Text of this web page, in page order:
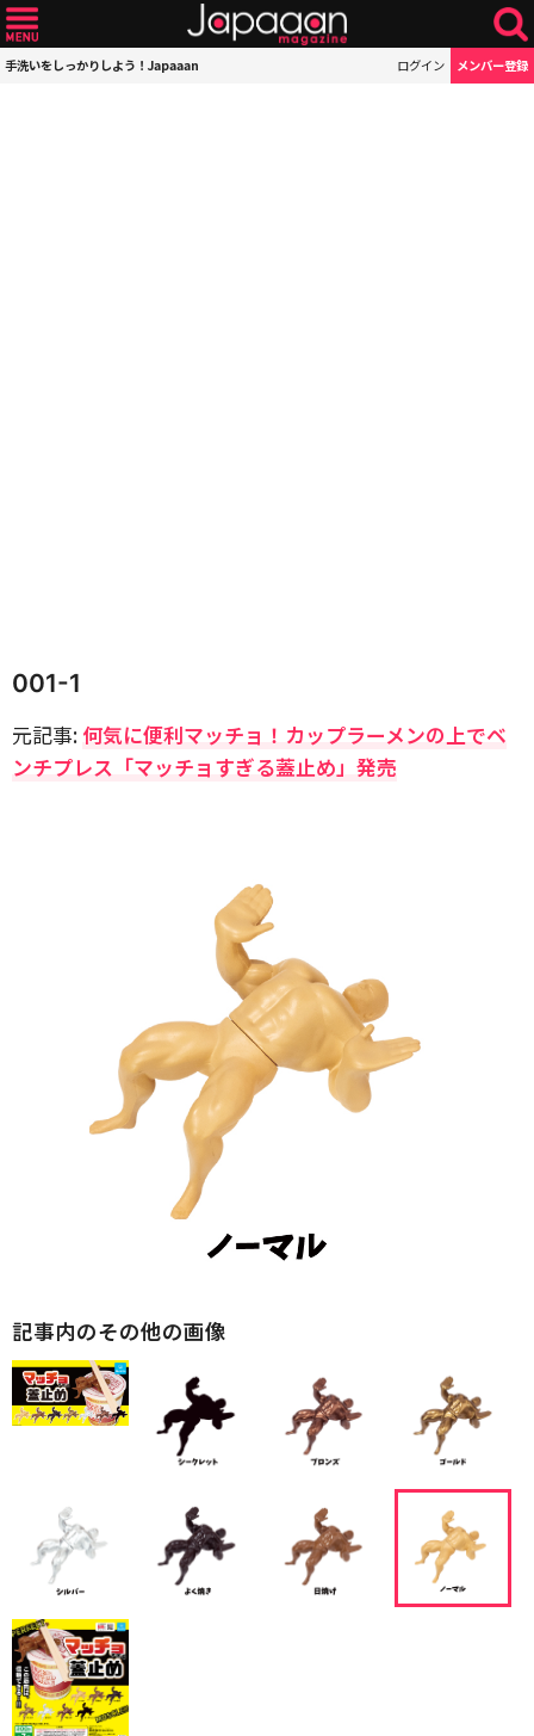
手洗いをしっかりしよう！Japaaan ログイン メンバー登録
001-1
元記事: 何気に便利マッチョ！カップラーメンの上でベ
ンチプレス「マッチョすぎる蓋止め」発売
記事内のその他の画像